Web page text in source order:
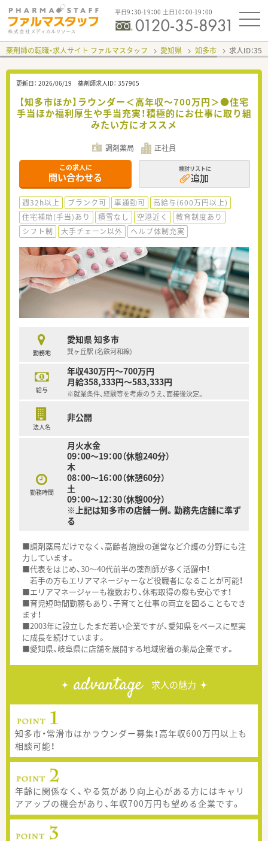
平日9：30-19：00 土日10：00-19：00
薬剤師の転職・求人サイト ファルマスタッフ 愛知県 知多市 求人ID：
更新日： 2026/06/19 薬剤師求人ID： 357905
【知多市ほか】ラウンダー＜高年収～700万円＞●住宅
手当ほか福利厚生や手当充実！積極的にお仕事に取り組
みたい方にオススメ
調剤薬局 正社員
この求人に
問い合わせる
検討リストに
追加
週32h以上 ブランク可 車通勤可
高給与(600万円以上)
住宅補助(手当)あり
積雪なし 空港近く
教育制度あり
シフト制
大手チェーン以外 ヘルプ体制充実
勤務地
愛知県 知多市
巽ヶ丘駅 (名鉄河和線)
給与
年収430万円～700万円
月給358,333円～583,333円
※就業条件、経験等を考慮のうえ、面接後決定。
法人名
非公開
勤務時間
月火水金
09：00～19：00（休憩240分）
木
08：00～16：00（休憩60分）
土
09：00～12：30（休憩00分）
※上記は知多市の店舗一例。勤務先店舗に準ず
る
■調剤薬局だけでなく、高齢者施設の運営など介護の分野にも注
力しています。
■代表をはじめ、30～40代前半の薬剤師が多く活躍中！
若手の方もエリアマネージャーなど役職者になることが可能！
■エリアマネージャーも複数おり、休暇取得の際も安心です！
■育児短時間勤務もあり、子育てと仕事の両立を図ることもでき
ます！
■2003年に設立したまだ若い企業ですが、愛知県をベースに堅実
に成長を続けています。
■愛知県、岐阜県に店舗を展開する地域密着の薬局企業です。
advantage 求人の魅力
知多市・常滑市ほかラウンダー募集！高年収600万円以上も
相談可能！
年齢に関係なく、やる気があり向上心がある方にはキャリ
アアップの機会があり、年収700万円も望める企業です。